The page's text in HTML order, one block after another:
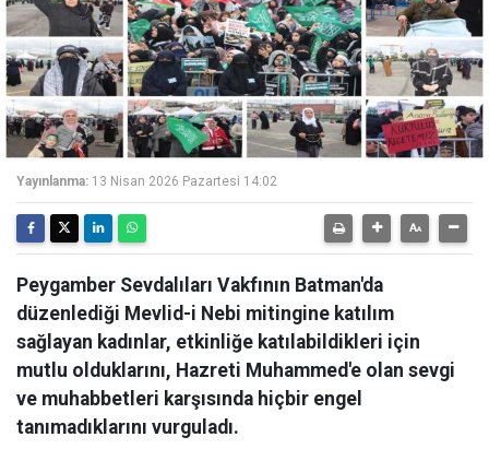
Yayınlanma: 13 Nisan 2026 Pazartesi 14:02
Peygamber Sevdalıları Vakfının Batman'da
düzenlediği Mevlid-i Nebi mitingine katılım
sağlayan kadınlar, etkinliğe katılabildikleri için
mutlu olduklarını, Hazreti Muhammed'e olan sevgi
ve muhabbetleri karşısında hiçbir engel
tanımadıklarını vurguladı.